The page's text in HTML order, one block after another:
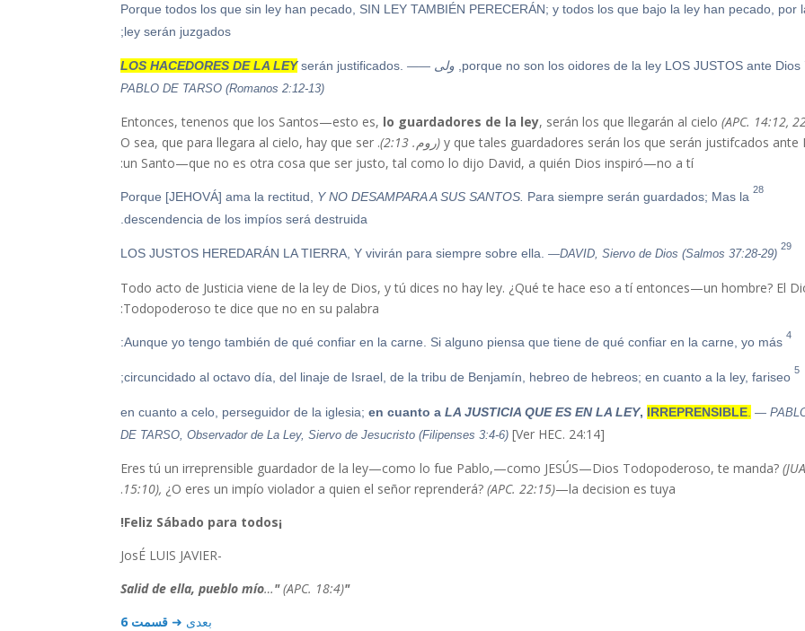
Porque todos los que sin ley han pecado, SIN LEY TAMBIÉN PERECERÁN; y todos los que bajo la ley han pecado, por
ley serán juzgados;
ولی LOS HACEDORES DE LA LEYserán justificados.——
PABLO DE TARSO (Romanos 2:12-13)
Entonces, tenenos que los Santos—esto es, lo guardadores de la ley, serán los que llegarán al cielo (APC. 14:12,
y que tales guardadores serán los que serán justifcados ante(روم. 2:13)
. O sea, que para llegara al cielo, hay que ser
un Santo—que no es otra cosa que ser justo, tal como lo dijo David, a quién Dios inspiró—no a tí:
28
Porque [JEHOVÁ] ama la rectitud,
Y NO DESAMPARA A SUS SANTOS. Para siempre serán guardados; Mas la
descendencia de los impíos será destruida.
29
LOS JUSTOS HEREDARÁN LA TIERRA, Y vivirán para siempre sobre ella.
—DAVID, Siervo de Dios (Salmos 37:28-29)
Todo acto de Justicia viene de la ley de Dios, y tú dices no hay ley. ¿Qué te hace eso a tí entonces—un hombre? El
Todopoderoso te dice que no en su palabra:
4
5
circuncidado al octavo día, del linaje de Israel, de la tribu de Benjamín, hebreo de hebreos; en cuanto a la ley, fariseo;
en cuanto aLA JUSTICIA QUE ES EN LA LEY, IRREPRENSIBLE —
DE TARSO, Observador de La Ley, Siervo de Jesucristo (Filipenses 3:4-6) [Ver HEC. 24:14]
15:10), ¿O eres un impío violador a quien el señor reprenderá? (APC. 22:15)—la decision es tuya.
¡Feliz Sábado para todos!
-JosÉ LUIS JAVIER
"Salid de ella, pueblo mío
…"(APC. 18:4)
بعدی ➜ قسمت 6